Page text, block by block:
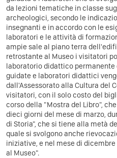
da lezioni tematiche in classe
archeologici, secondo le
insegnanti e in accordo con le
laboratori e le attività di
ampie sale al piano terra
retrostante al Museo i visitatori
laboratorio didattico
guidate e laboratori didattici
dall'Assessorato alla Cultura del
visitatori, con il solo costo del
corso della "Mostra del Libro",
dieci giorni del mese di marzo,
di Storia", che si tiene alla metà
quale si svolgono anche
iniziative, e nel mese di
al Museo".